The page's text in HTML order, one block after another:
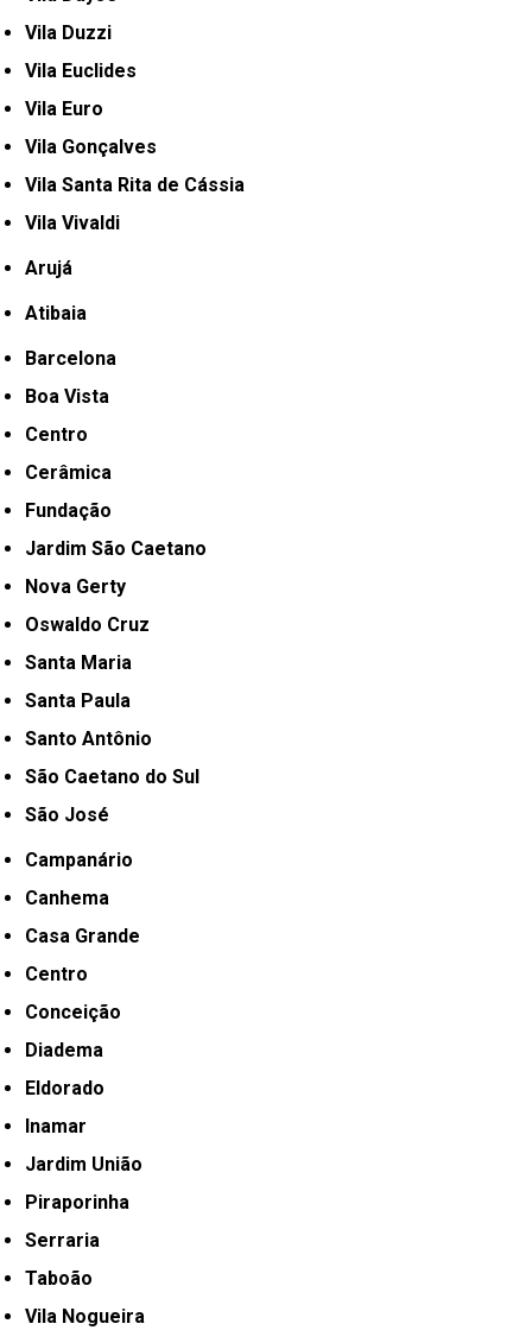
Vila Duzzi
Vila Euclides
Vila Euro
Vila Gonçalves
Vila Santa Rita de Cássia
Vila Vivaldi
Arujá
Atibaia
Barcelona
Boa Vista
Centro
Cerâmica
Fundação
Jardim São Caetano
Nova Gerty
Oswaldo Cruz
Santa Maria
Santa Paula
Santo Antônio
São Caetano do Sul
São José
Campanário
Canhema
Casa Grande
Centro
Conceição
Diadema
Eldorado
Inamar
Jardim União
Piraporinha
Serraria
Taboão
Vila Nogueira